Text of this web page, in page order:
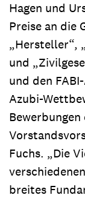
Hagen und
Preise an die
„Hersteller“,
und
und den
Azubi-
Fuchs. „Die
breites